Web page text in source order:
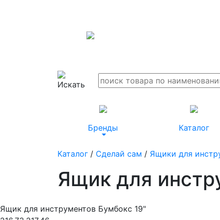
Бренды Каталог
Каталог / Сделай сам / Ящики для
Ящик для
Ящик для инструментов Бумбокс 19"